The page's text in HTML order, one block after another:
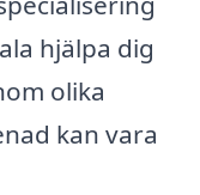
hjälpa dig
olika
kan vara